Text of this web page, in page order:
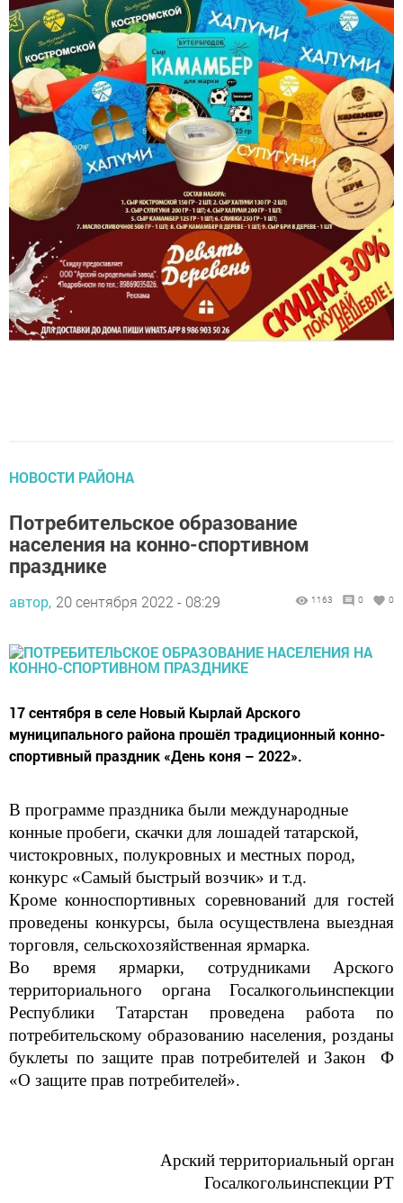
НОВОСТИ РАЙОНА
Потребительское образование
населения на конно-спортивном
празднике
автор, 20 сентября 2022 - 08:29
17 сентября в селе Новый Кырлай Арского
муниципального района прошёл традиционный конно-
спортивный праздник «День коня – 2022».
В программе праздника были международные
конные пробеги, скачки для лошадей татарской,
чистокровных, полукровных и местных пород,
конкурс «Самый быстрый возчик» и т.д.
Кроме конноспортивных соревнований для гостей
проведены конкурсы, была осуществлена выездная
торговля, сельскохозяйственная ярмарка.
Во время ярмарки, сотрудниками Арского
территориального органа Госалкогольинспекции
Республики Татарстан проведена работа по
потребительскому образованию населения, розданы
буклеты по защите прав потребителей и Закон Ф
«О защите прав потребителей».
Арский территориальный орган
Госалкогольинспекции РТ